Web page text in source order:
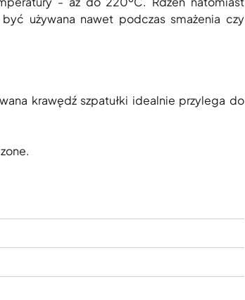
używana nawet podczas smażenia czy
krawędź szpatułki idealnie przylega do